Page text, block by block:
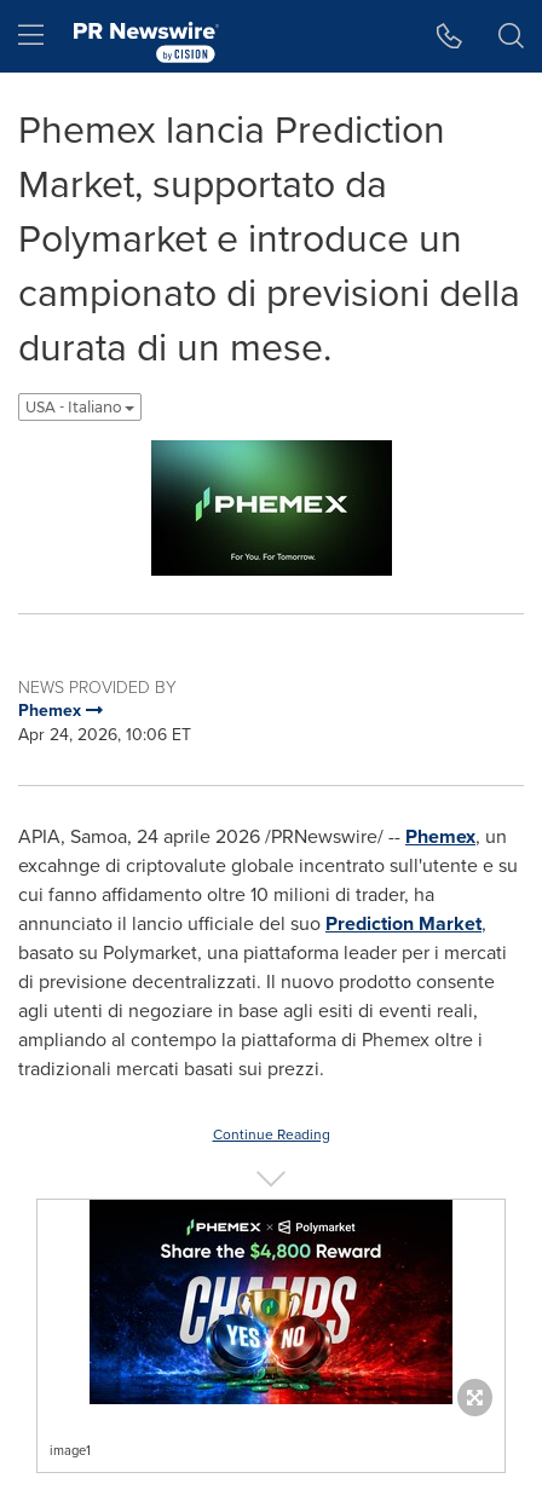
Hamburger menu
Phemex lancia Prediction
Market, supportato da
Polymarket e introduce un
campionato di previsioni della
durata di un mese.
USA - Italiano
NEWS PROVIDED BY
Phemex
Apr 24, 2026, 10:06 ET
APIA, Samoa, 24 aprile 2026/PRNewswire/ -- Phemex, un
excahnge di criptovalute globale incentrato sull'utente e su
cui fanno affidamento oltre 10 milioni di trader, ha
annunciato il lancio ufficiale del suo Prediction Market,
basato su Polymarket, una piattaforma leader per i mercati
di previsione decentralizzati. Il nuovo prodotto consente
agli utenti di negoziare in base agli esiti di eventi reali,
ampliando al contempo la piattaforma di Phemex oltre i
tradizionali mercati basati sui prezzi.
Continue Reading
image1